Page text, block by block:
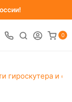
0
гироскутера и